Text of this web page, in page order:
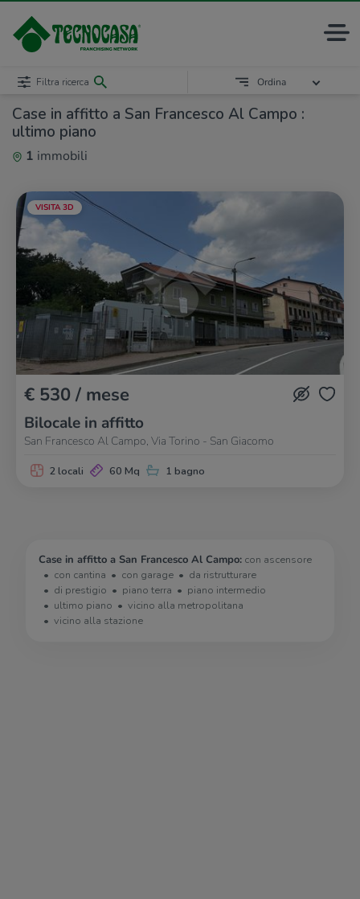
Case in affitto a San Francesco Al Campo :
ultimo piano
1 immobili
Filtra ricerca Ordina
VISITA 3D
€ 530 / mese
Bilocale in affitto
San Francesco Al Campo, Via Torino - San Giacomo
2 locali 60 Mq 1 bagno
Case in affitto a San Francesco Al Campo: con ascensore
con cantina
con garage
da ristrutturare
di prestigio
piano terra
piano intermedio
ultimo piano
vicino alla metropolitana
vicino alla stazione